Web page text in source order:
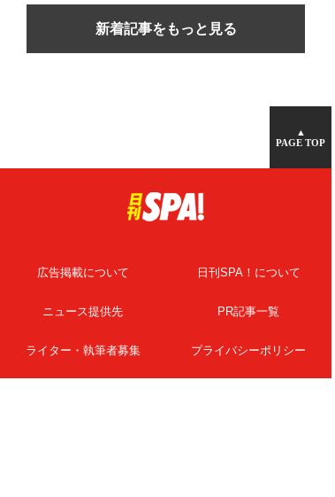
新着記事をもっと見る
▲
PAGE TOP
広告掲載について 日刊SPA！について
ニュース提供先 PR記事一覧
ライター・執筆者募集 プライバシーポリシー